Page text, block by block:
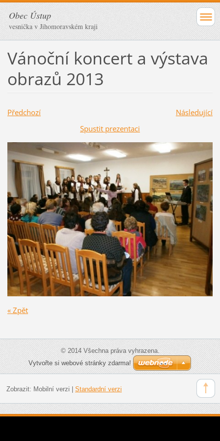
Obec Ústup
vesnička v Jihomoravském kraji
Vánoční koncert a výstava
obrazů 2013
Předchozí
Následující
Spustit prezentaci
« Zpět
© 2014 Všechna práva vyhrazena.
Vytvořte si webové stránky zdarma!
Zobrazit: Mobilní verzi | Standardní verzi